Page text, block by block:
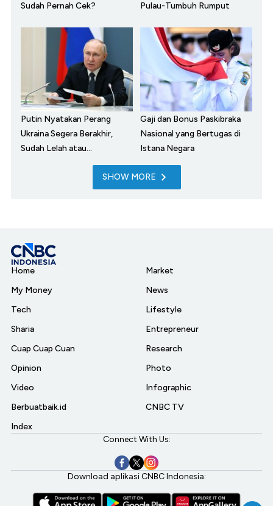
Sudah Pernah Cek?
Pulau-Tumbuh Rumput
Putin Nyatakan Perang
Ukraina Segera Berakhir,
Sudah Lelah atau...
Gaji dan Bonus Paskibraka
Nasional yang Bertugas di
Istana Negara
SHOW MORE
Home
My Money
Tech
Sharia
Cuap Cuap Cuan
Opinion
Video
Berbuatbaik.id
Index
Market
News
Lifestyle
Entrepreneur
Research
Photo
Infographic
CNBC TV
Connect With Us:
Download aplikasi CNBC Indonesia: